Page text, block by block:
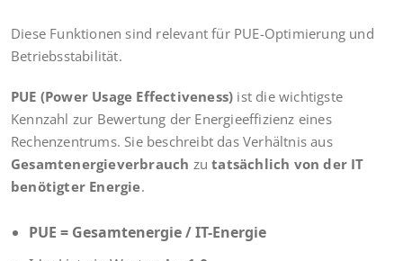
Diese Funktionen sind relevant für PUE-Optimierung und
Betriebsstabilität.
PUE (Power Usage Effectiveness) ist die wichtigste
Kennzahl zur Bewertung der Energieeffizienz eines
Rechenzentrums. Sie beschreibt das Verhältnis aus
Gesamtenergieverbrauch zutatsächlich von der IT
benötigter Energie.
PUE = Gesamtenergie / IT-Energie